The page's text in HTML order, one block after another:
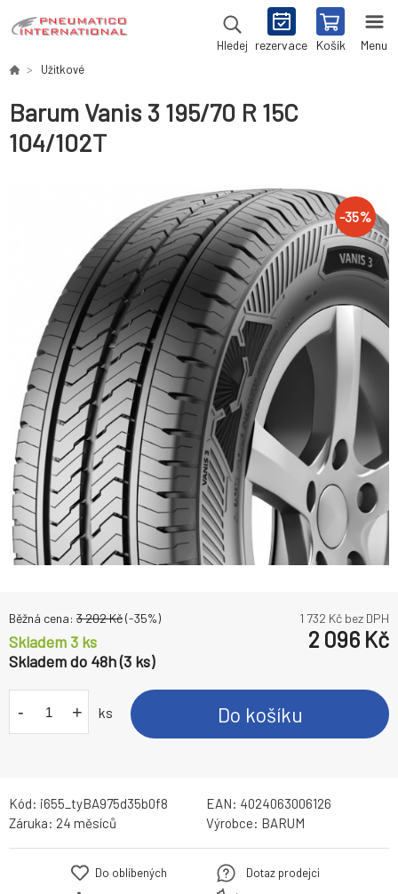
Hledej rezervace Košík Menu
Užitkové
Barum Vanis 3 195/70 R 15C
104/102T
-35%
Běžná cena: 3 202Kč(-35%) 1 732 Kč bez DPH
Skladem 3 ks
Skladem do 48h (3 ks)
2 096 Kč
- + ks Do košíku
Kód: i655_tyBA975d35b0f8 EAN: 4024063006126
Záruka: 24 měsíců Výrobce: BARUM
Do oblíbených
Dotaz prodejci